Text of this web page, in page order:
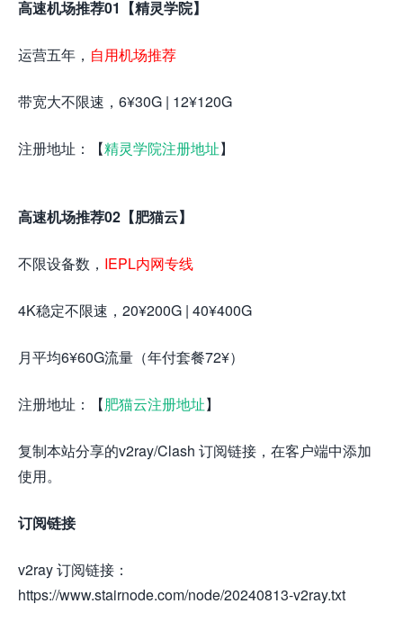
高速机场推荐01【精灵学院】
运营五年， 自用机场推荐
带宽大不限速，6¥30G | 12¥120G
注册地址：【精灵学院注册地址】
高速机场推荐02【肥猫云】
不限设备数， IEPL内网专线
4K稳定不限速，20¥200G | 40¥400G
月平均6¥60G流量（年付套餐72¥）
注册地址：【肥猫云注册地址】
复制本站分享的v2ray/Clash 订阅链接，在客户端中添加
使用。
订阅链接
v2ray 订阅链接：
https://www.stairnode.com/node/20240813-v2ray.txt